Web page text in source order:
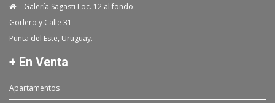
Galería Sagasti Loc. 12 al fondo
Gorlero y Calle 31
Punta del Este, Uruguay.
+ En Venta
Apartamentos